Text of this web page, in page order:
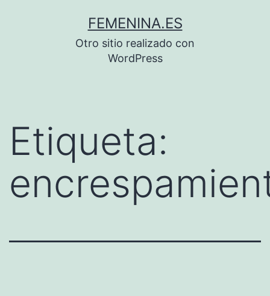
FEMENINA.ES
Otro sitio realizado con
WordPress
Etiqueta: